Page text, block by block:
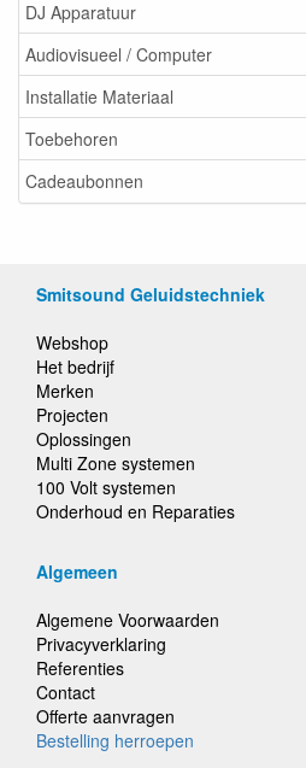
DJ Apparatuur
Audiovisueel / Computer
Installatie Materiaal
Toebehoren
Cadeaubonnen
Smitsound Geluidstechniek
Webshop
Het bedrijf
Merken
Projecten
Oplossingen
Multi Zone systemen
100 Volt systemen
Onderhoud en Reparaties
Algemeen
Algemene Voorwaarden
Privacyverklaring
Referenties
Contact
Offerte aanvragen
Bestelling herroepen